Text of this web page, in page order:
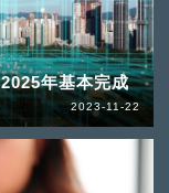
年基本完成
2023-11-22